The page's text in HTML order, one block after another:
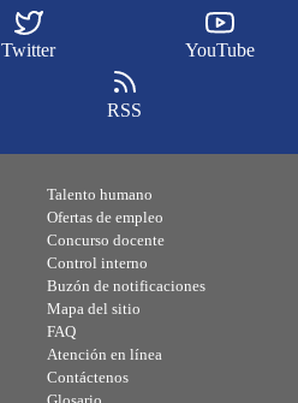
Twitter YouTube
RSS
Talento humano
Ofertas de empleo
Concurso docente
Control interno
Buzón de notificaciones
Mapa del sitio
FAQ
Atención en línea
Contáctenos